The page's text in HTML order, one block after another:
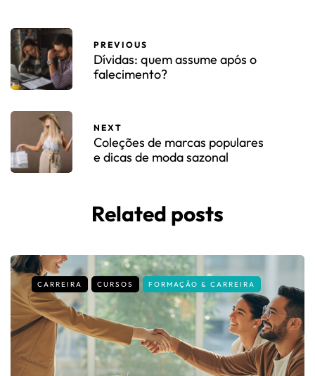
PREVIOUS
Dívidas: quem assume após o
falecimento?
NEXT
Coleções de marcas populares
e dicas de moda sazonal
Related posts
CARREIRA CURSOS FORMAÇÃO & CARREIRA